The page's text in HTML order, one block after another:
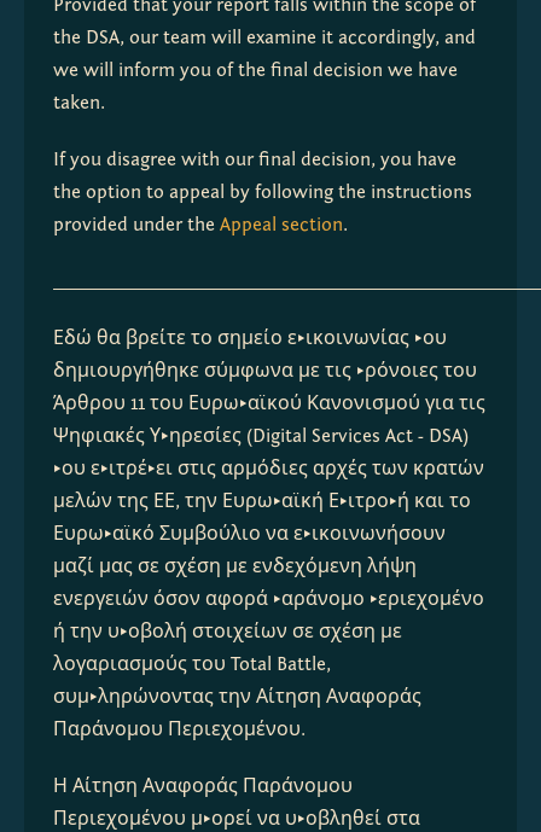
Provided that your report falls within the scope of
the DSA, our team will examine it accordingly, and
we will inform you of the final decision we have
taken.
If you disagree with our final decision, you have
the option to appeal by following the instructions
provided under the Appeal section.
Εδώ θα βρείτε το σημείο επικοινωνίας που
δημιουργήθηκε σύμφωνα με τις πρόνοιες του
Άρθρου 11 του Ευρωπαϊκού Κανονισμού για τις
Ψηφιακές Υπηρεσίες (Digital Services Act - DSA)
που επιτρέπει στις αρμόδιες αρχές των κρατών
μελών της ΕΕ, την Ευρωπαϊκή Επιτροπή και το
Ευρωπαϊκό Συμβούλιο να επικοινωνήσουν
μαζί μας σε σχέση με ενδεχόμενη λήψη
ενεργειών όσον αφορά παράνομο περιεχομένο
ή την υποβολή στοιχείων σε σχέση με
λογαριασμούς του Total Battle,
συμπληρώνοντας την Αίτηση Αναφοράς
Παράνομου Περιεχομένου.
Η Αίτηση Αναφοράς Παράνομου
Περιεχομένου μπορεί να υποβληθεί στα